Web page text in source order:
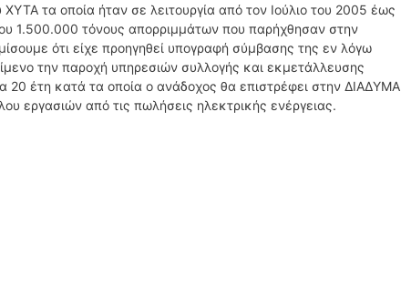
ΧΥΤΑ τα οποία ήταν σε λειτουργία από τον Ιούλιο του 2005 έως
1.500.000 τόνους απορριμμάτων που παρήχθησαν στην
ότι είχε προηγηθεί υπογραφή σύμβασης της εν λόγω
την παροχή υπηρεσιών συλλογής και εκμετάλλευσης
20 έτη κατά τα οποία ο ανάδοχος θα επιστρέφει στην ΔΙΑΔΥΜΑ
εργασιών από τις πωλήσεις ηλεκτρικής ενέργειας.